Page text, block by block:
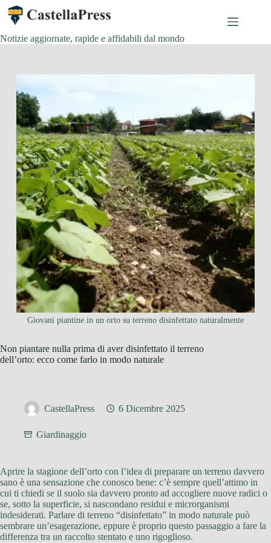
Salta
contenuto
Notizie aggiornate, rapide e affidabili dal mondo
Giovani piantine in un orto su terreno disinfettato naturalmente
Non piantare nulla prima di aver disinfettato il terreno
dell’orto: ecco come farlo in modo naturale
CastellaPress 6 Dicembre 2025
Giardinaggio
Aprire la stagione dell’orto con l’idea di preparare un terreno davvero
sano è una sensazione che conosco bene: c’è sempre quell’attimo in
cui ti chiedi se il suolo sia davvero pronto ad accogliere nuove radici o
se, sotto la superficie, si nascondano residui e microrganismi
indesiderati. Parlare di terreno “disinfettato” in modo naturale può
sembrare un’esagerazione, eppure è proprio questo passaggio a fare la
differenza tra un raccolto stentato e uno rigoglioso.